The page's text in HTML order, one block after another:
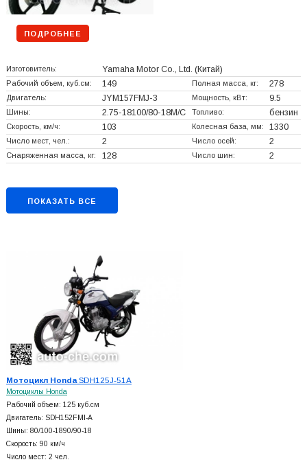
ПОДРОБНЕЕ
Изготовитель: Yamaha Motor Co., Ltd. (Китай)
Рабочий объем, куб.см: 149 Полная масса, кг: 278
Двигатель: JYM157FMJ-3 Мощность, кВт: 9.5
Шины: 2.75-18100/80-18M/C Топливо: бензин
Скорость, км/ч: 103 Колесная база, мм: 1330
Число мест, чел.: 2 Число осей: 2
Снаряженная масса, кг: 128 Число шин: 2
ПОКАЗАТЬ ВСЕ
Мотоцикл HondaSDH125J-51A
Мотоциклы Honda
Рабочий объем: 125 куб.см
Двигатель: SDH152FMI-A
Шины: 80/100-1890/90-18
Скорость: 90 км/ч
Число мест: 2 чел.